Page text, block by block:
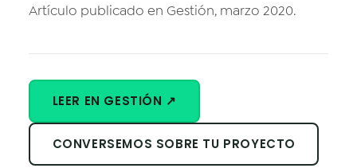
Artículo publicado en Gestión, marzo 2020.
LEER EN GESTIÓN ↗
CONVERSEMOS SOBRE TU PROYECTO